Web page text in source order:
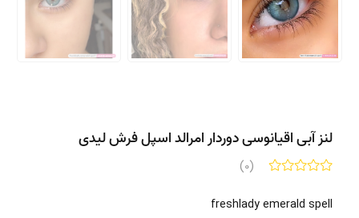
لنز آبی اقیانوسی دوردار امرالد اسپل فرش لیدی
(0)
freshlady emerald spell